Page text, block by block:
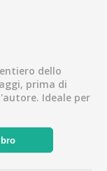
dello
prima di
Ideale per